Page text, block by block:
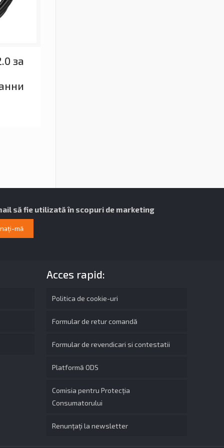
за
să fie utilizată în scopuri de marketing
Acces rapid:
Politica de cookie-uri
Formular de retur comandă
Formular de revendicari si contestatii
Platformă ODS
Comisia pentru Protecția
Consumatorului
Renunțați la newsletter